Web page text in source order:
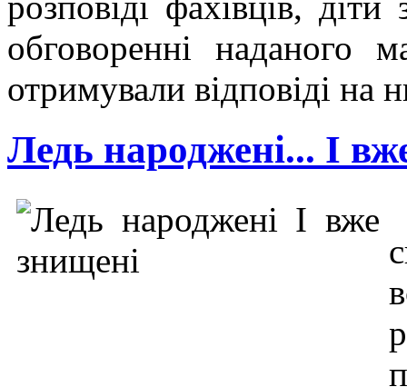
обговоренні наданого
отримували відповіді на
Ледь народжені... І